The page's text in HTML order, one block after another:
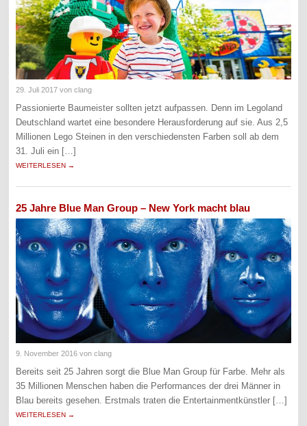
29. Juli 2017 von clang
Passionierte Baumeister sollten jetzt aufpassen. Denn im Legoland
Deutschland wartet eine besondere Herausforderung auf sie. Aus 2,5
Millionen Lego Steinen in den verschiedensten Farben soll ab dem
31. Juli ein […]
WEITERLESEN →
25 Jahre Blue Man Group – New York macht blau
9. November 2016 von clang
Bereits seit 25 Jahren sorgt die Blue Man Group für Farbe. Mehr als
35 Millionen Menschen haben die Performances der drei Männer in
Blau bereits gesehen. Erstmals traten die Entertainmentkünstler […]
WEITERLESEN →